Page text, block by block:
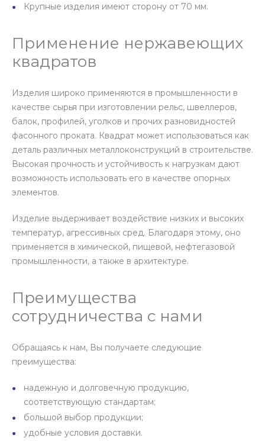
Крупные изделия имеют сторону от 70 мм.
Применение нержавеющих
квадратов
Изделия широко применяются в промышленности в
качестве сырья при изготовлении рельс, швеллеров,
балок, профилей, уголков и прочих разновидностей
фасонного проката. Квадрат может использоваться как
деталь различных металлоконструкций в строительстве.
Высокая прочность и устойчивость к нагрузкам дают
возможность использовать его в качестве опорных
элементов.
Изделие выдерживает воздействие низких и высоких
температур, агрессивных сред. Благодаря этому, оно
применяется в химической, пищевой, нефтегазовой
промышленности, а также в архитектуре.
Преимущества
сотрудничества с нами
Обращаясь к нам, Вы получаете следующие
преимущества:
надежную и долговечную продукцию,
соответствующую стандартам;
большой выбор продукции;
удобные условия доставки.